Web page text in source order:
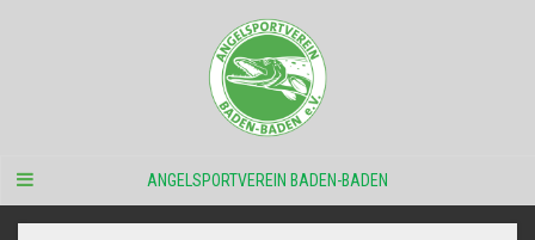
ANGELSPORTVEREIN BADEN-BADEN